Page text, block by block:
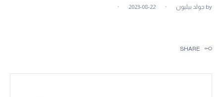
by جولد بيليون 2023-08-22
SHARE